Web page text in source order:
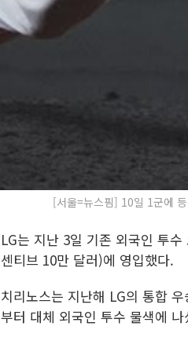
[서울=뉴스핌] 10일 1군에
LG는 지난 3일 기존 외국인 투
센티브 10만 달러)에 영입했다.
치리노스는 지난해 LG의 통합
부터 대체 외국인 투수 물색에